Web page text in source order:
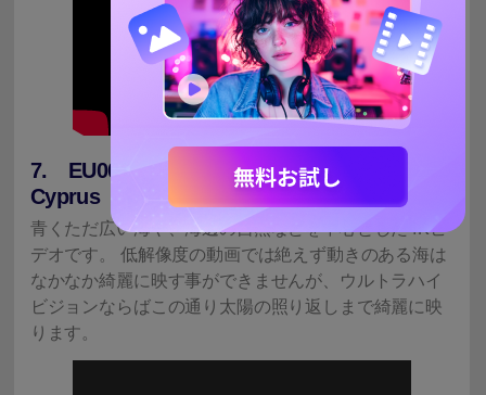
7. EU001 - Ultra HD 4K - The Colors of
Cyprus
青くただ広い海や、海辺の自然などを中心とした4Kビ
デオです。 低解像度の動画では絶えず動きのある海は
なかなか綺麗に映す事ができませんが、ウルトラハイ
ビジョンならばこの通り太陽の照り返しまで綺麗に映
ります。